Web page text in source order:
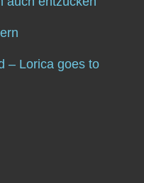
– Lorica goes to